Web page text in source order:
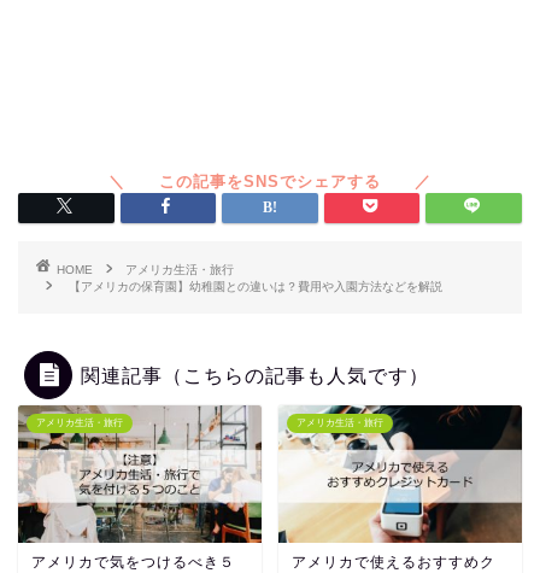
HOME
アメリカ生活・旅行
【アメリカの保育園】幼稚園との違いは？費用や入園方法などを解説
関連記事（こちらの記事も人気です）
アメリカ生活・旅行
アメリカで気をつけるべき５
アメリカ生活・旅行
アメリカで使えるおすすめク